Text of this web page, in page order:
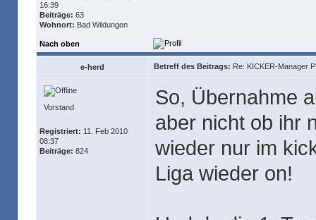
16:39
Beiträge: 63
Wohnort: Bad Wildungen
Nach oben
e-herd Betreff des Beitrags: Re: KICKER-Manager
Vorstand
Registriert: 11. Feb 2010
08:37
Beiträge: 824
So, Übernahme
aber nicht ob ihr
wieder nur im
Liga wieder on!